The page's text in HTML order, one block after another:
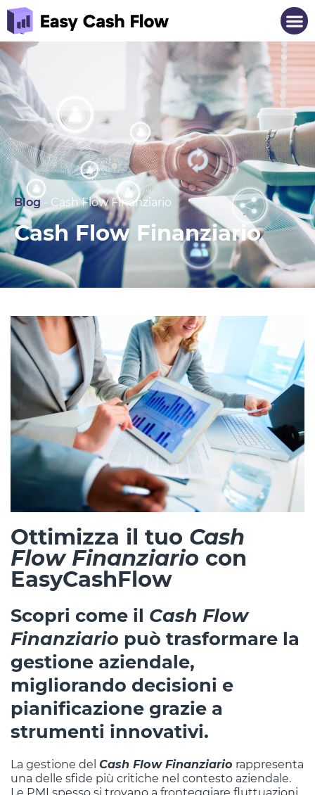
Blog- Cash Flow Finanziario
Cash Flow Finanziario
Ottimizza il tuo Cash
Flow Finanziario con
EasyCashFlow
Scopri come il Cash Flow
Finanziario può trasformare la
gestione aziendale,
migliorando decisioni e
pianificazione grazie a
strumenti innovativi.
La gestione del Cash Flow Finanziario rappresenta
una delle sfide più critiche nel contesto aziendale.